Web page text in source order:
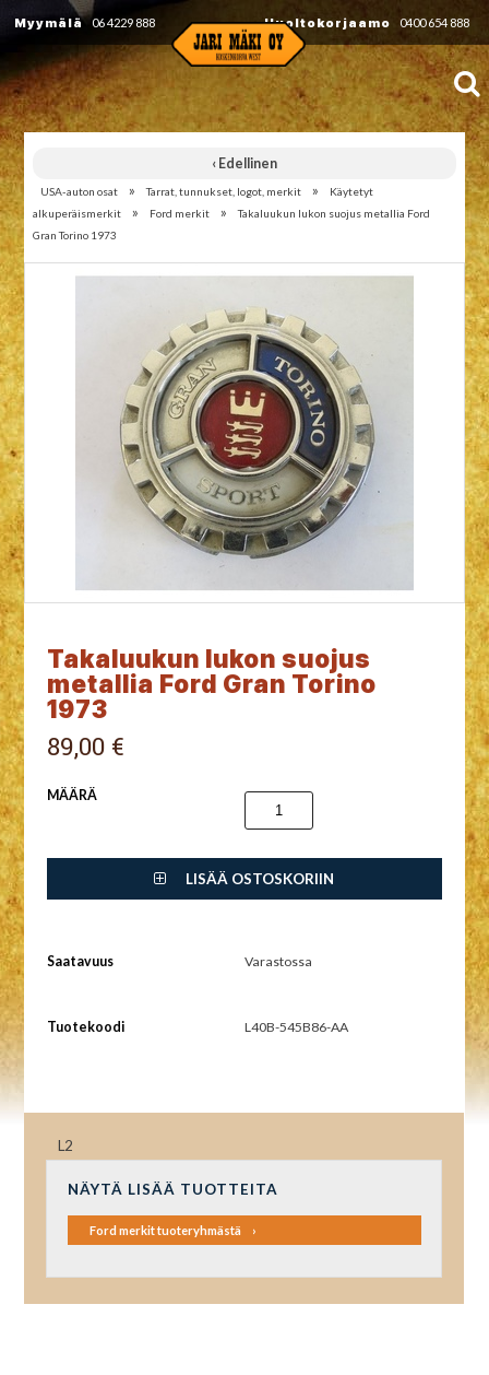
Myymälä 06 4229 888 Huoltokorjaamo 0400 654 888
‹ Edellinen
USA-auton osat » Tarrat, tunnukset, logot, merkit »
Käytetyt
alkuperäismerkit
» Ford merkit »
Takaluukun lukon suojus metallia Ford
Gran Torino 1973
Takaluukun lukon suojus
metallia Ford Gran Torino
1973
89,00 €
MÄÄRÄ
LISÄÄ OSTOSKORIIN
Saatavuus Varastossa
Tuotekoodi L40B-545B86-AA
L2
NÄYTÄ LISÄÄ TUOTTEITA
Ford merkit tuoteryhmästä